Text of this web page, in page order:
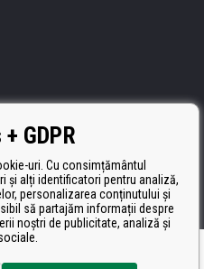
certificat
BINARGON.cz
GDPR
uri. Cu consimțământul
și alți identificatori pentru analiză,
personalizarea conținutului și
să partajăm informații despre
noștri de publicitate, analiză și